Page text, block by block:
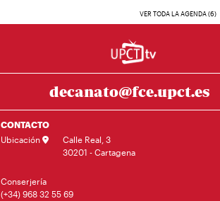
VER TODA LA AGENDA (6)
decanato@fce.upct.es
CONTACTO
Ubicación
Calle Real, 3
30201 - Cartagena
Conserjería
(+34) 968 32 55 69